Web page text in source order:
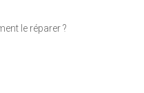
le réparer ?